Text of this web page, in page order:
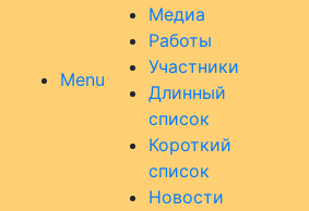
Menu
Медиа
Работы
Участники
Длинный
список
Короткий
список
Новости